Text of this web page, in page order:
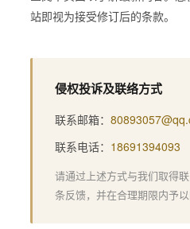
站即视为接受修订后的条款。
侵权投诉及联络方式
联系邮箱：
联系电话： 18691394093
请通过上述方式与我们取得
条反馈，并在合理期限内予以